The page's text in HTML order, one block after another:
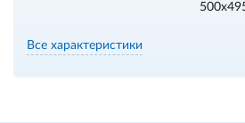
Все характеристики